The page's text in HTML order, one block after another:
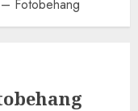
Fotobehang